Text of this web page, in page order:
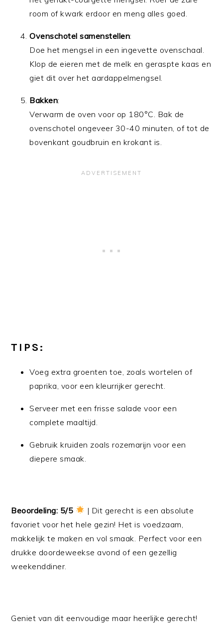
room of kwark erdoor en meng alles goed.
Ovenschotel samenstellen:
Doe het mengsel in een ingevette ovenschaal.
Klop de eieren met de melk en geraspte kaas en
giet dit over het aardappelmengsel.
Bakken:
Verwarm de oven voor op 180°C. Bak de
ovenschotel ongeveer 30-40 minuten, of tot de
bovenkant goudbruin en krokant is.
TIPS:
Voeg extra groenten toe, zoals wortelen of
paprika, voor een kleurrijker gerecht.
Serveer met een frisse salade voor een
complete maaltijd.
Gebruik kruiden zoals rozemarijn voor een
diepere smaak.
Beoordeling: 5/5
| Dit gerecht is een absolute
favoriet voor het hele gezin! Het is voedzaam,
makkelijk te maken en vol smaak. Perfect voor een
drukke doordeweekse avond of een gezellig
weekenddiner.
Geniet van dit eenvoudige maar heerlijke gerecht!